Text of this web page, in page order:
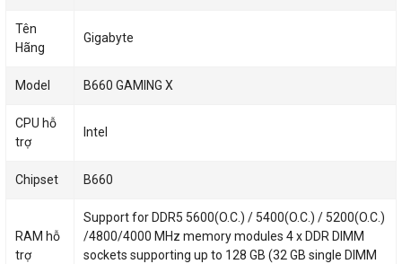
Tên
Hãng
Gigabyte
Model B660 GAMING X
CPU hỗ
trợ
Intel
Chipset B660
RAM hỗ
trợ
Support for DDR5 5600(O.C.) / 5400(O.C.) / 5200(O.C.)
/4800/4000 MHz memory modules 4 x DDR DIMM
sockets supporting up to 128 GB (32 GB single DIMM